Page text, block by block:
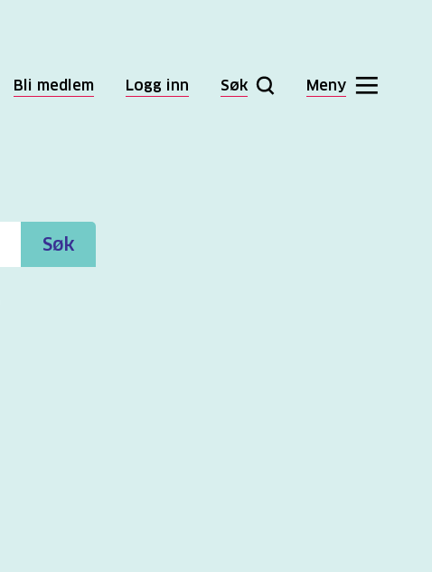
Bli medlem Logg inn Søk Meny
Søk